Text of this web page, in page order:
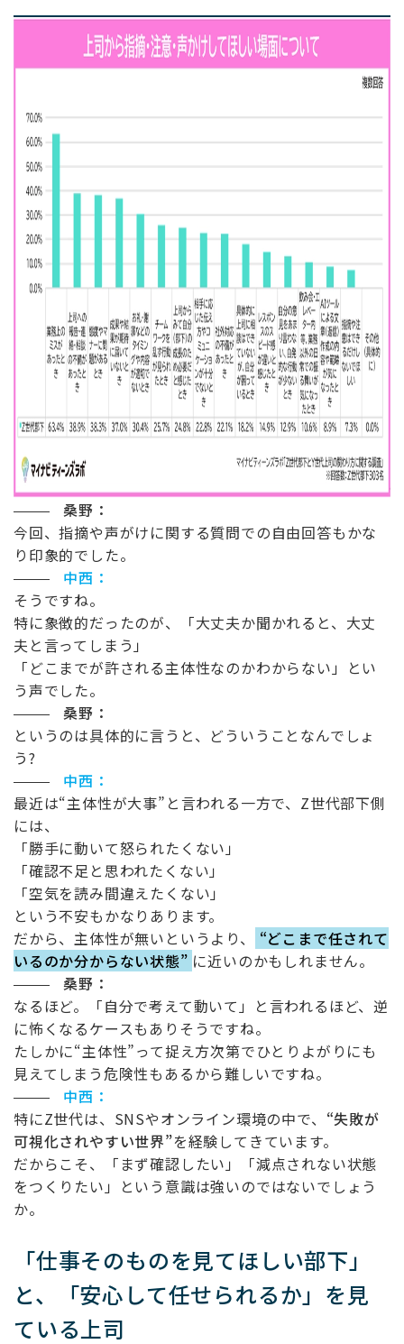
桑野：
今回、指摘や声がけに関する質問での自由回答もかな
り印象的でした。
中西：
そうですね。
特に象徴的だったのが、「大丈夫か聞かれると、大丈
夫と言ってしまう」
「どこまでが許される主体性なのかわからない」とい
う声でした。
桑野：
というのは具体的に言うと、どういうことなんでしょ
う?
中西：
最近は“主体性が大事” と言われる一方で、 Z世代部下側
には、
「勝手に動いて怒られたくない」
「確認不足と思われたくない」
「空気を読み間違えたくない」
という不安もかなりあります。
だから、主体性が無いというより、
“どこまで任されて
いるのか分からない状態” に近いのかもしれません。
桑野：
なるほど。「自分で考えて動いて」と言われるほど、逆
に怖くなるケースもありそうですね。
たしかに“主体性”って捉え方次第でひとりよがりにも
見えてしまう危険性もあるから難しいですね。
中西：
特にZ世代は、 SNSやオンライン環境の中で、 “失敗が
可視化されやすい世界”を経験してきています。
だからこそ、「まず確認したい」「減点されない状態
をつくりたい」という意識は強いのではないでしょう
か。
「仕事そのものを見てほしい部下」
と、「安心して任せられるか」を見
ている上司